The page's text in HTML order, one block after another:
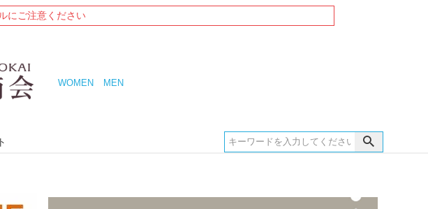
にご注意ください
WOMEN MEN